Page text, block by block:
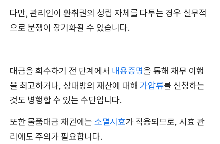
다만, 관리인이 환취권의 성립 자체를 다투는 경우 실무적
으로 분쟁이 장기화될 수 있습니다.
대금을 회수하기 전 단계에서 내용증명을 통해 채무 이행
을 최고하거나, 상대방의 재산에 대해 가압류를 신청하는
것도 병행할 수 있는 수단입니다.
또한 물품대금 채권에는 소멸시효가 적용되므로, 시효 관
리에도 주의가 필요합니다.